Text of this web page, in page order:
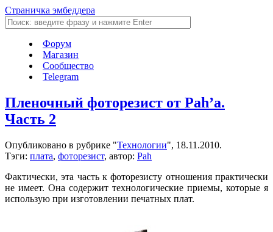
Страничка эмбеддера
Форум
Магазин
Сообщество
Telegram
Пленочный фоторезист от Pah’а.
Часть 2
Опубликовано в рубрике "Технологии", 18.11.2010.
Тэги: плата, фоторезист, автор: Pah
Фактически, эта часть к фоторезисту отношения практически
не имеет. Она содержит технологические приемы, которые я
использую при изготовлении печатных плат.